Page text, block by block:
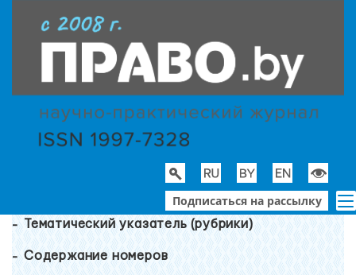
Подписаться на рассылку
Тематический указатель (рубрики)
Содержание номеров